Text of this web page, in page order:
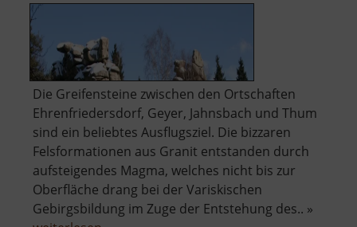
Die Greifensteine zwischen den Ortschaften
Ehrenfriedersdorf, Geyer, Jahnsbach und Thum
sind ein beliebtes Ausflugsziel. Die bizzaren
Felsformationen aus Granit entstanden durch
aufsteigendes Magma, welches nicht bis zur
Oberfläche drang bei der Variskischen
Gebirgsbildung im Zuge der Entstehung des.. »